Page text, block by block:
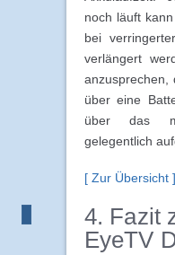
noch läuft
bei
verlängert
anzusprechen,
über eine
über das
gelegentlich
[ Zur Übersicht ]
4. Fazit
EyeTV